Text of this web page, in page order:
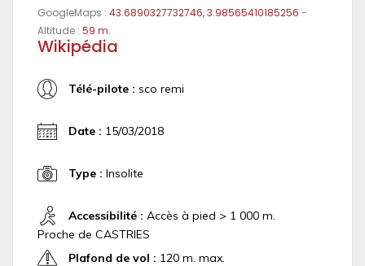
GoogleMaps : 43.6890327732746, 3.98565410185256 -
Altitude : 59 m.
Wikipédia
Télé-pilote : sco remi
Date : 15/03/2018
Type : Insolite
Accessibilité : Accès à pied > 1 000 m.
Proche de CASTRIES
Plafond de vol : 120 m. max.